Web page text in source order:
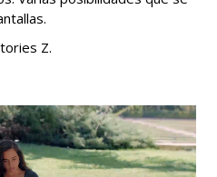
Z.